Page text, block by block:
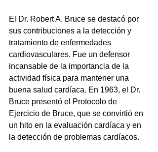
El Dr. Robert A. Bruce se destacó por
sus contribuciones a la detección y
tratamiento de enfermedades
cardiovasculares. Fue un defensor
incansable de la importancia de la
actividad física para mantener una
buena salud cardíaca. En 1963, el Dr.
Bruce presentó el Protocolo de
Ejercicio de Bruce, que se convirtió en
un hito en la evaluación cardíaca y en
la detección de problemas cardíacos.